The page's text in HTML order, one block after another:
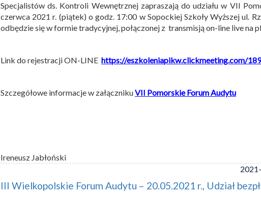
Specjalistów ds. Kontroli Wewnętrznej zapraszają do udziału w VII
czerwca 2021 r. (piątek) o godz. 17:00 w Sopockiej Szkoły Wyższej ul.
odbędzie się w formie tradycyjnej, połączonej z transmisją on-line live na
Link do rejestracji ON-LINE https://eszkoleniapikw.clickmeeting.com/
Szczegółowe informacje w załącznikuVII Pomorskie Forum Audytu
Ireneusz Jabłoński
III Wielkopolskie Forum Audytu – 20.05.2021 r., Udział